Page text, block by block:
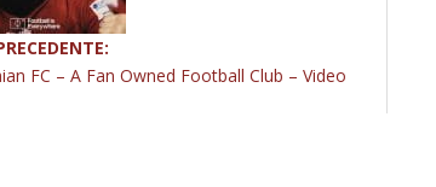
FC – A Fan Owned Football Club – Video